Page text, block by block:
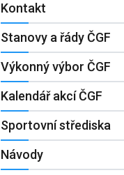
Kontakt
Stanovy a řády ČGF
Výkonný výbor ČGF
Kalendář akcí ČGF
Sportovní střediska
Návody